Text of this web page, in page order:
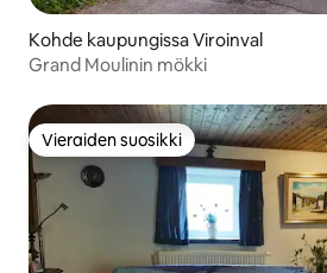
Kohde kaupungissa Viroinval
Grand Moulinin mökki
Vieraiden suosikki
Vieraiden suosikki